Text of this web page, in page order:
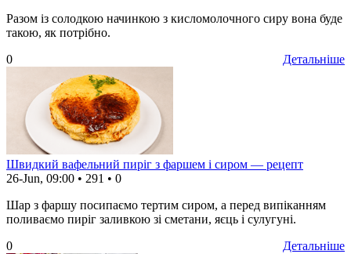
Разом із солодкою начинкою з кисломолочного сиру вона буде
такою, як потрібно.
Детальніше
0
Швидкий вафельний пиріг з фаршем і сиром — рецепт
26-Jun, 09:00 • 291 • 0
Шар з фаршу посипаємо тертим сиром, а перед випіканням
поливаємо пиріг заливкою зі сметани, яєць і сулугуні.
Детальніше
0